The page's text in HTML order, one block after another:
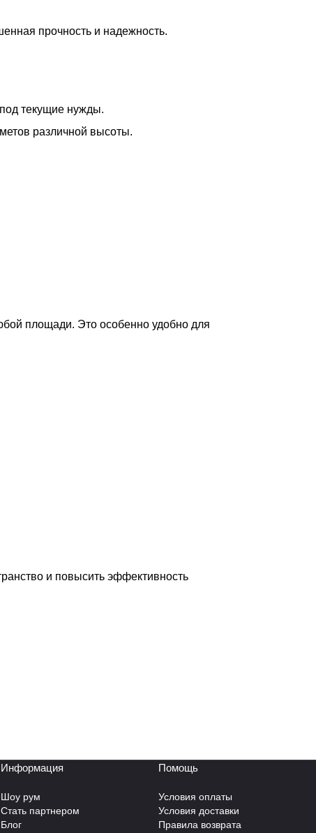
прочность и надежность.
текущие нужды.
различной высоты.
площади. Это особенно удобно для
и повысить эффективность
Информация
Шоу рум
Стать партнером
Блог
Помощь
Условия оплаты
Условия доставки
Правила возврата